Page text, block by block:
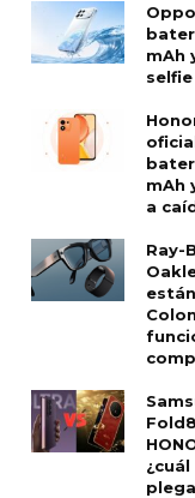
mAh
selfie
mAh
a
Ray-